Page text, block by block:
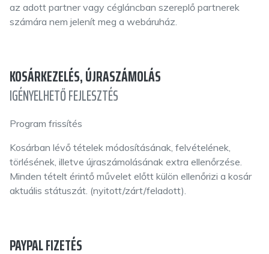
az adott partner vagy cégláncban szereplő partnerek
számára nem jelenít meg a webáruház.
KOSÁRKEZELÉS, ÚJRASZÁMOLÁS
IGÉNYELHETŐ FEJLESZTÉS
Program frissítés
Kosárban lévő tételek módosításának, felvételének,
törlésének, illetve újraszámolásának extra ellenőrzése.
Minden tételt érintő művelet előtt külön ellenőrizi a kosár
aktuális státuszát. (nyitott/zárt/feladott).
PAYPAL FIZETÉS